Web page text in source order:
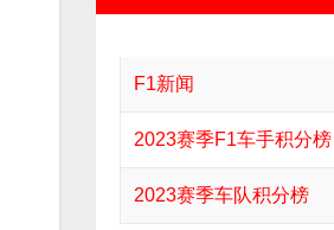
F1新闻
2023赛季F1车手积分榜
2023赛季车队积分榜